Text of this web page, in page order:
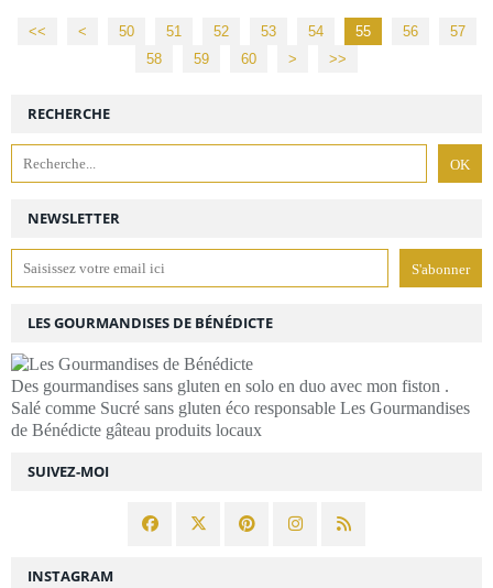
<< < 10
20
30
40
50 51 52 53 54 55 56
57
58
59 60 > >>
NEWSLETTER
SUIVEZ-MOI
RECHERCHE
LES GOURMANDISES DE BÉNÉDICTE
Des gourmandises sans gluten en solo en duo avec mon fiston .
Salé comme Sucré sans gluten éco responsable Les Gourmandises
de Bénédicte gâteau produits locaux
INSTAGRAM